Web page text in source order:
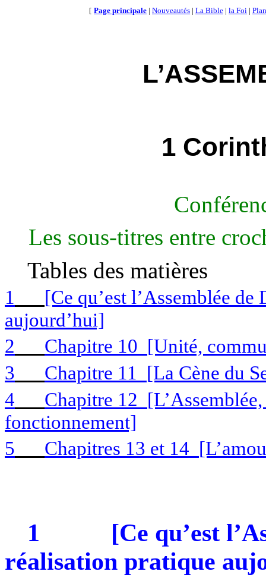
[ Page principale | Nouveautés | La Bible | la Foi |
1
Les sous-titres entre
Tables des matières
1
[Ce qu’est l’Assemblée
aujourd’hui]
2
Chapitre 10 [Unité,
3
Chapitre 11
[La Cène du
4
Chapitre 12
fonctionnement]
5
Chapitres 13 et 14
1
[Ce qu’est
réalisation pratique